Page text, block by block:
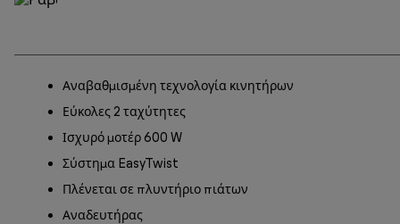
Αναβαθμισμένη τεχνολογία κινητήρων
Εύκολες 2 ταχύτητες
Ισχυρό μοτέρ 600 W
Σύστημα EasyTwist
Πλένεται σε πλυντήριο πιάτων
Αναδευτήρας